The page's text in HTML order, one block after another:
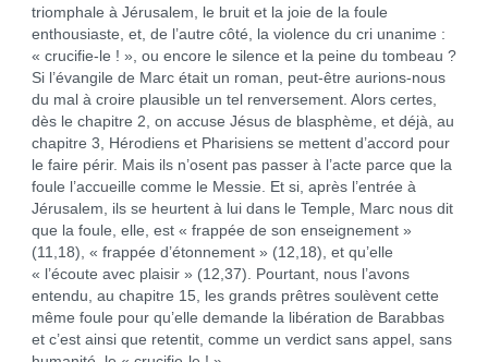
triomphale à Jérusalem, le bruit et la joie de la foule
enthousiaste, et, de l’autre côté, la violence du cri unanime :
« crucifie-le ! », ou encore le silence et la peine du tombeau ?
Si l’évangile de Marc était un roman, peut-être aurions-nous
du mal à croire plausible un tel renversement. Alors certes,
dès le chapitre 2, on accuse Jésus de blasphème, et déjà, au
chapitre 3, Hérodiens et Pharisiens se mettent d’accord pour
le faire périr. Mais ils n’osent pas passer à l’acte parce que la
foule l’accueille comme le Messie. Et si, après l’entrée à
Jérusalem, ils se heurtent à lui dans le Temple, Marc nous dit
que la foule, elle, est « frappée de son enseignement »
(11,18), « frappée d’étonnement » (12,18), et qu’elle
« l’écoute avec plaisir » (12,37). Pourtant, nous l’avons
entendu, au chapitre 15, les grands prêtres soulèvent cette
même foule pour qu’elle demande la libération de Barabbas
et c’est ainsi que retentit, comme un verdict sans appel, sans